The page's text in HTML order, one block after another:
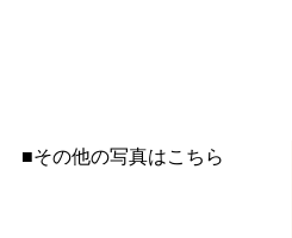
■その他の写真はこちら